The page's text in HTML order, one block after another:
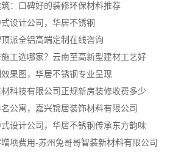
：口碑好的装修环保材料推荐
设计公司，华居不锈钢
派全铝高端定制在线咨询
工选哪家？云南至高新型建材工艺好
果图，华居不锈钢专业呈现
科技有限公司正规新房装修收费多少
公寓，嘉兴锦居装饰材料有限公司
设计公司，华居不锈钢传承东方韵味
项费用-苏州兔哥哥智装新材料有限公司